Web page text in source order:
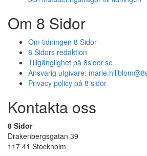
Om 8 Sidor
Om tidningen 8 Sidor
8 Sidors redaktion
Tillgänglighet på 8sidor.se
Ansvarig utgivare:
Privacy policy på 8 sidor
Kontakta oss
8 Sidor
Drakenbergsgatan 39
117 41 Stockholm